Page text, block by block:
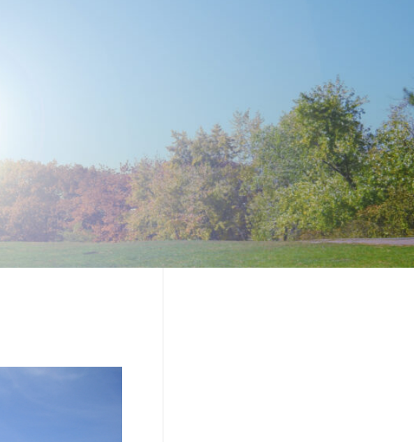
content in the module Design settings and even apply custom CSS to this text in the